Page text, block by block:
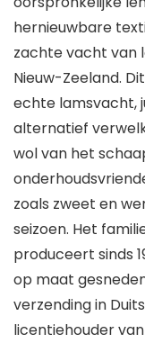
hernieuwbare
zachte vacht van
Nieuw-Zeeland.
echte lamsvacht,
alternatief
wol van het
zoals zweet en
seizoen. Het
produceert sinds
op maat
verzending in
licentiehouder